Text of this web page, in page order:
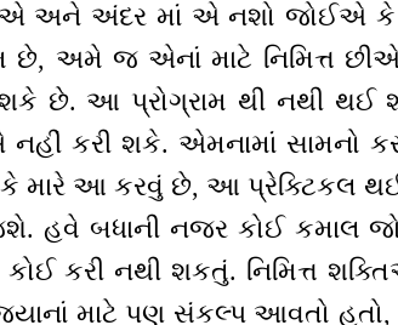
અને અંદર માં એ નશો જોઈએ
છે, અમે જ એનાં માટે નિમિત્ત
છે. આ પ્રોગ્રામ થી નથી થઈ
કરી શકે. એમનામાં સામનો
કે મારે આ કરવું છે, આ પ્રેક્ટિકલ
હવે બધાની નજર કોઈ કમાલ
કરી નથી શકતું. નિમિત્ત
માટે પણ સંકલ્પ આવતો